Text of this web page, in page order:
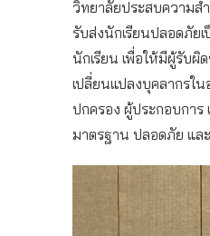
วิทยาลัยประสบความส
รับส่งนักเรียนปลอดภัย
นักเรียน เพื่อให้มีผู้รับผิ
เปลี่ยนแปลงบุคลากรใ
ปกครอง ผู้ประกอบกา
มาตรฐาน ปลอดภัย แล